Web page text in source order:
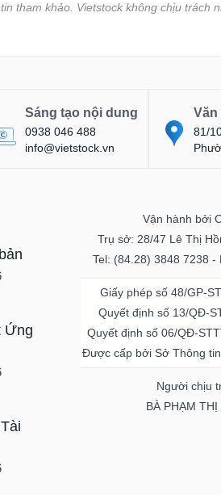
tham khảo. Vietstock không chịu trách
Sáng tạo nội dung
0938 046 488
info@vietstock.vn
Văn
81/
Ứng
Vận hành bởi
Trụ sở: 28/47 Lê Thị
Tel: (84.28) 3848 7238
Giấy phép số 48/GP-
Quyết định số 13/QĐ-
Quyết định số 06/QĐ-
Được cấp bởi Sở Thông
Người chịu
BÀ PHẠM